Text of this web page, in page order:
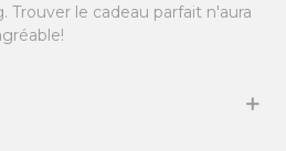
le cadeau parfait n'aura